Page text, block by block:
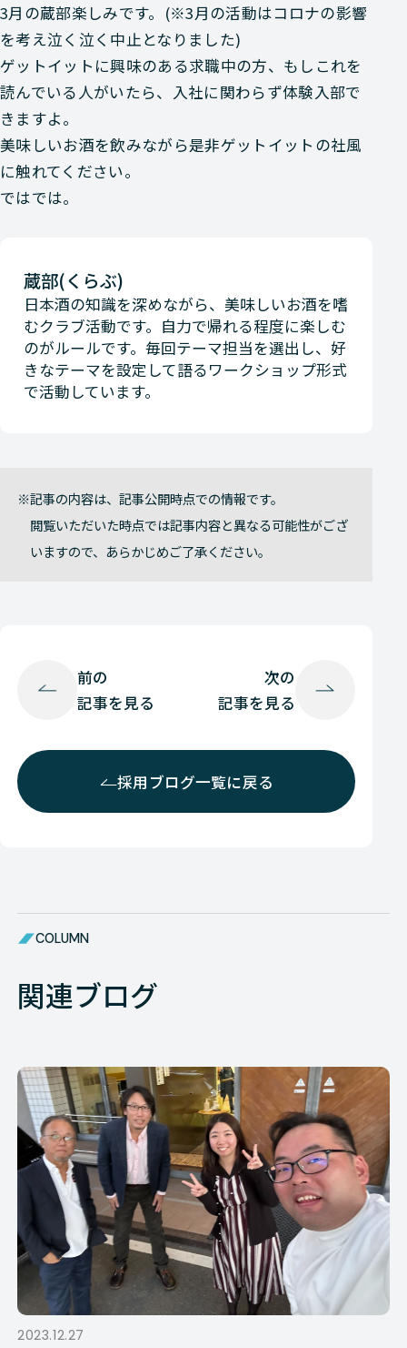
3月の蔵部楽しみです。 (※3月の活動はコロナの影響
を考え泣く泣く中止となりました)
ゲットイットに興味のある求職中の方、もしこれを
読んでいる人がいたら、入社に関わらず体験入部で
きますよ。
美味しいお酒を飲みながら是非ゲットイットの社風
に触れてください。
ではでは。
蔵部(くらぶ)
日本酒の知識を深めながら、美味しいお酒を嗜
むクラブ活動です。自力で帰れる程度に楽しむ
のがルールです。毎回テーマ担当を選出し、好
きなテーマを設定して語るワークショップ形式
で活動しています。
記事の内容は、記事公開時点での情報です。
閲覧いただいた時点では記事内容と異なる可能性がござ
いますので、あらかじめご了承ください。
前の
記事を見る
採用ブログ一覧に戻る
次の
記事を見る
COLUMN
関連ブログ
2023.12.27